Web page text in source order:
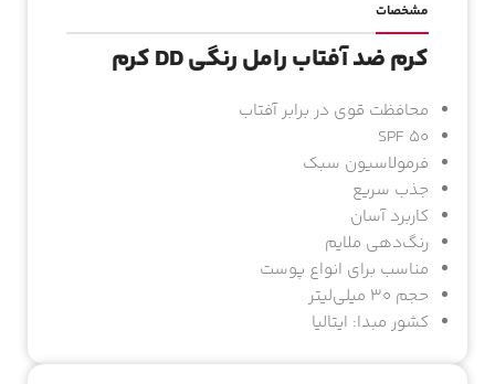
مشخصات
کرم ضد آفتاب رامل رنگی DD کرم
محافظت قوی در برابر آفتاب
SPF 50
فرمولاسیون سبک
جذب سریع
کاربرد آسان
رنگ‌دهی ملایم
مناسب برای انواع پوست
حجم ۳۰ میلی‌لیتر
کشور مبدا: ایتالیا